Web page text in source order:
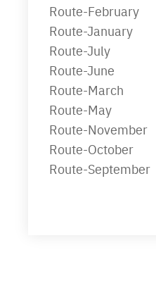
Route-February
Route-January
Route-July
Route-June
Route-March
Route-May
Route-November
Route-October
Route-September